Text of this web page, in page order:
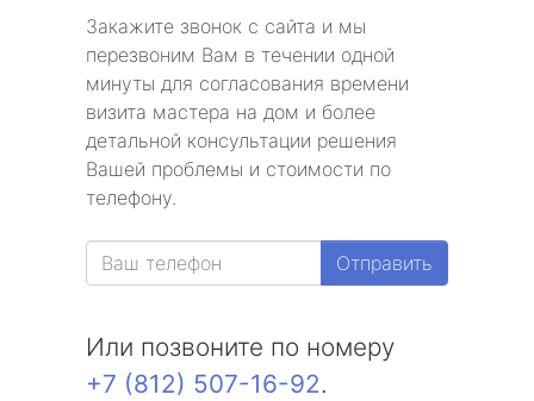
Закажите звонок с сайта и мы
перезвоним Вам в течении одной
минуты для согласования времени
визита мастера на дом и более
детальной консультации решения
Вашей проблемы и стоимости по
телефону.
Отправить
Или позвоните по номеру
+7 (812) 507-16-92.